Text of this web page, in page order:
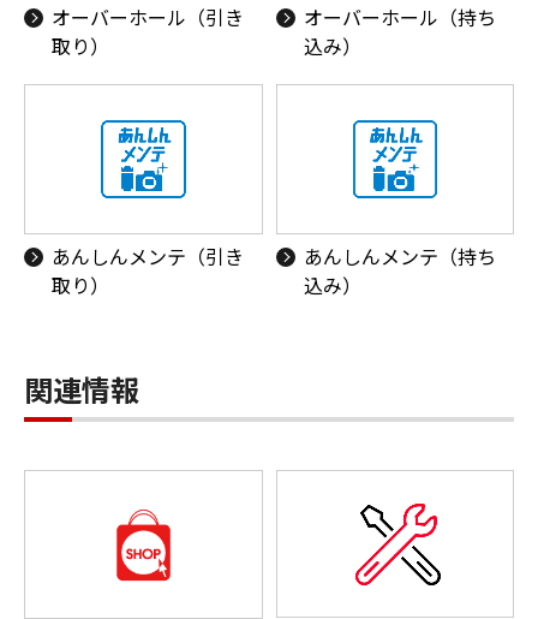
オーバーホール（引き
取り）
オーバーホール（持ち
込み）
あんしんメンテ（引き
取り）
あんしんメンテ（持ち
込み）
関連情報